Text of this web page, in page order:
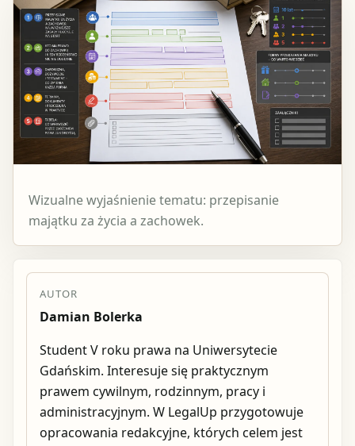
Wizualne wyjaśnienie tematu: przepisanie
majątku za życia a zachowek.
AUTOR
Damian Bolerka
Student V roku prawa na Uniwersytecie
Gdańskim. Interesuje się praktycznym
prawem cywilnym, rodzinnym, pracy i
administracyjnym. W LegalUp przygotowuje
opracowania redakcyjne, których celem jest